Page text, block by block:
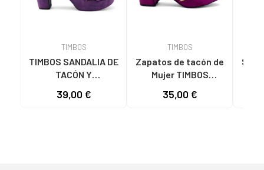
TIMBOS
TIMBOS SANDALIA DE
TACÓN Y
MODELO 131423
39,00 €
TIMBOS
Zapatos de tacón de
Mujer TIMBOS
VESTIR MUJER
35,00 €